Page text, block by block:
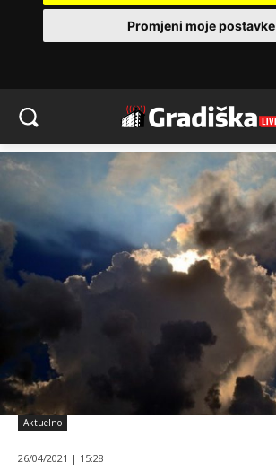
Promjeni moje postavke
Aktuelno
26/04/2021 | 15:28